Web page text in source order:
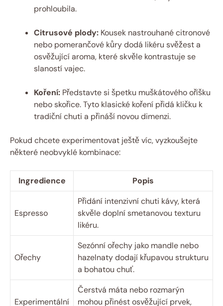
prohloubila.
Citrusové plody: Kousek nastrouhané citronové
nebo pomerančové kůry dodá likéru svěžest a
osvěžující aroma, které skvěle kontrastuje se
slaností vajec.
Koření: Představte si špetku muškátového oříšku
nebo skořice. Tyto klasické koření přidá kličku k
tradiční chuti a přináší novou dimenzi.
Pokud chcete experimentovat ještě víc, vyzkoušejte
některé neobvyklé kombinace:
Ingredience Popis
Espresso
Přidání intenzivní chuti kávy, která
skvěle doplní smetanovou texturu
likéru.
Ořechy
Sezónní ořechy jako mandle nebo
hazelnaty dodají křupavou strukturu
a bohatou chuť.
Experimentální
Čerstvá máta nebo rozmarýn
mohou přinést osvěžující prvek,